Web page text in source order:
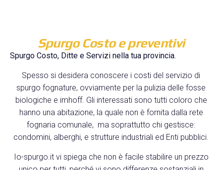
Spurgo Costo e preventivi
Spurgo Costo, Ditte e Servizi nella tua provincia.
Spesso si desidera conoscere i costi del servizio di
spurgo fognature, ovviamente per la pulizia delle fosse
biologiche e imhoff. Gli interessati sono tutti coloro che
hanno una abitazione, la quale non è fornita dalla rete
fognaria comunale, ma soprattutto chi gestisce:
condomini, alberghi, e strutture industriali ed Enti pubblici.
Io-spurgo.it vi spiega che non è facile stabilire un prezzo